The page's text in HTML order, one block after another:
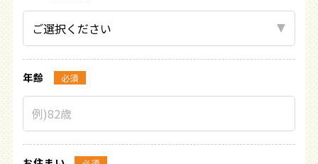
年齢 必須